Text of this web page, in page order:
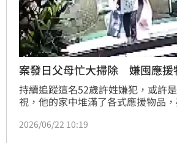
案發日父母忙大掃除 嫌囤應援
持續追蹤這名52歲許姓嫌犯，或許
視，他的家中堆滿了各式應援物品
天，他年邁的父母都還在幫忙清運包
2026/06/22 10:19